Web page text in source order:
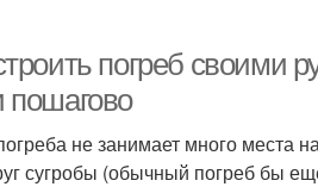
погреб своими
пошагово
не занимает много места
сугробы (обычный погреб бы